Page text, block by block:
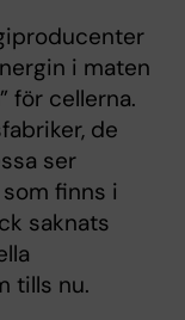
i maten
för cellerna.
de
ser
finns i
saknats
tills nu.